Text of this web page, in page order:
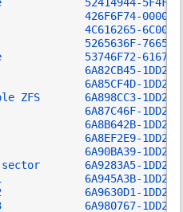
52414944-5F4F-
426F6F74-0000-11AA-
4C616265-6C00-11AA-
5265636F-7665-
53746F72-6167-
6A82CB45-1DD2-
6A85CF4D-1DD2-
ZFS       6A898CC3-1DD2-
6A87C46F-1DD2-
6A8B642B-1DD2-
6A8EF2E9-1DD2-
6A90BA39-1DD2-
6A9283A5-1DD2-
6A945A3B-1DD2-
6A9630D1-1DD2-
6A980767-1DD2-